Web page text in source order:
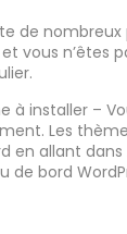
de
vous n’êtes
à installer –
Les
en allant
de bord